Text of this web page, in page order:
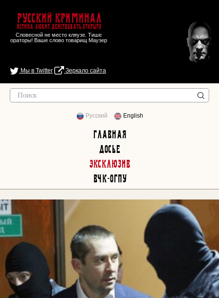
Русский Криминал
Истина любит действовать открыто
Словесной не место кляузе. Тише
ораторы! Ваше слово товарищ Маузер
Мы в Twitter Зеркало сайта
Русский English
Главная
Досье
Эксклюзив
ВЧК-ОГПУ